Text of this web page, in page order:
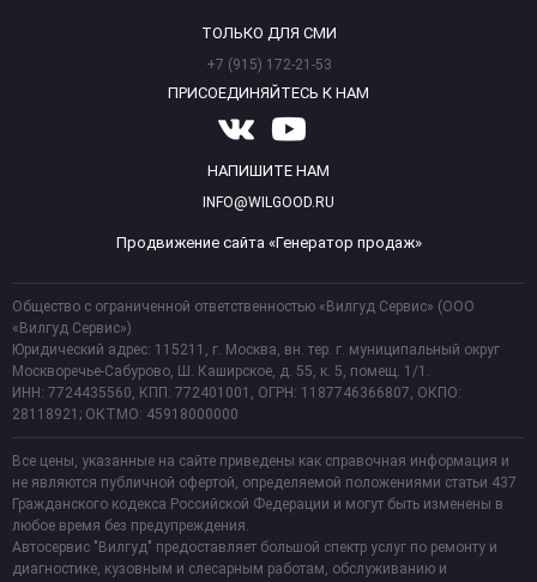
ТОЛЬКО ДЛЯ СМИ
+7 (915) 172-21-53
ПРИСОЕДИНЯЙТЕСЬ К НАМ
НАПИШИТЕ НАМ
INFO@WILGOOD.RU
Продвижение сайта «Генератор продаж»
Общество с ограниченной ответственностью «Вилгуд Сервис» (ООО
«Вилгуд Сервис»)
Юридический адрес: 115211, г. Москва, вн. тер. г. муниципальный округ
Москворечье-Сабурово, Ш. Каширское, д. 55, к. 5, помещ. 1/1.
ИНН: 7724435560, КПП: 772401001, ОГРН: 1187746366807, ОКПО:
28118921; ОКТМО: 45918000000
Все цены, указанные на сайте приведены как справочная информация и
не являются публичной офертой, определяемой положениями статьи 437
Гражданского кодекса Российской Федерации и могут быть изменены в
любое время без предупреждения.
Автосервис "Вилгуд" предоставляет большой спектр услуг по ремонту и
диагностике, кузовным и слесарным работам, обслуживанию и